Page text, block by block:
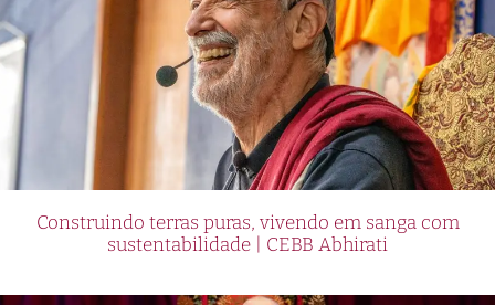
Construindo terras puras, vivendo em sanga com
sustentabilidade | CEBB Abhirati